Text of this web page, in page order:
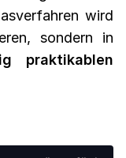
wird
sondern in
praktikablen